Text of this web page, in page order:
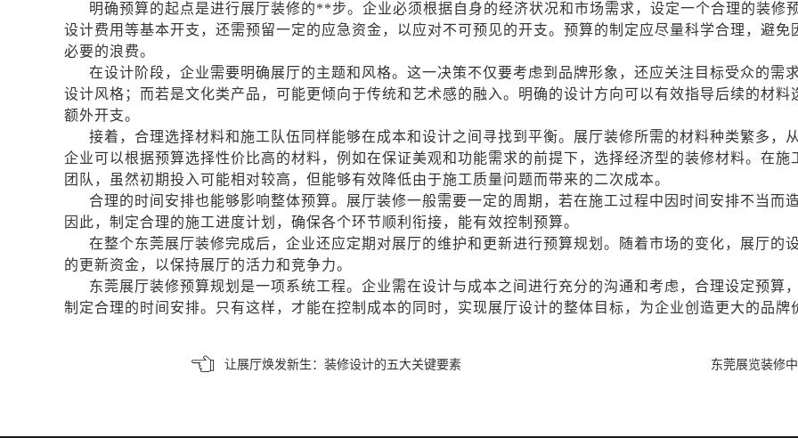
明确预算的起点是进行展厅装修的**步。企业必须根据自身的经济状况和市场需求，设定一个合理的装修
设计费用等基本开支，还需预留一定的应急资金，以应对不可预见的开支。预算的制定应尽量科学合理，避
必要的浪费。
在设计阶段，企业需要明确展厅的主题和风格。这一决策不仅要考虑到品牌形象，还应关注目标受众的需
设计风格；而若是文化类产品，可能更倾向于传统和艺术感的融入。明确的设计方向可以有效指导后续的材
额外开支。
接着，合理选择材料和施工队伍同样能够在成本和设计之间寻找到平衡。展厅装修所需的材料种类繁多，
企业可以根据预算选择性价比高的材料，例如在保证美观和功能需求的前提下，选择经济型的装修材料。在
团队，虽然初期投入可能相对较高，但能够有效降低由于施工质量问题而带来的二次成本。
合理的时间安排也能够影响整体预算。展厅装修一般需要一定的周期，若在施工过程中因时间安排不当而
因此，制定合理的施工进度计划，确保各个环节顺利衔接，能有效控制预算。
在整个东莞展厅装修完成后，企业还应定期对展厅的维护和更新进行预算规划。随着市场的变化，展厅的
的更新资金，以保持展厅的活力和竞争力。
东莞展厅装修预算规划是一项系统工程。企业需在设计与成本之间进行充分的沟通和考虑，合理设定预算
制定合理的时间安排。只有这样，才能在控制成本的同时，实现展厅设计的整体目标，为企业创造更大的品牌
让展厅焕发新生：装修设计的五大关键要素 东莞展览装修